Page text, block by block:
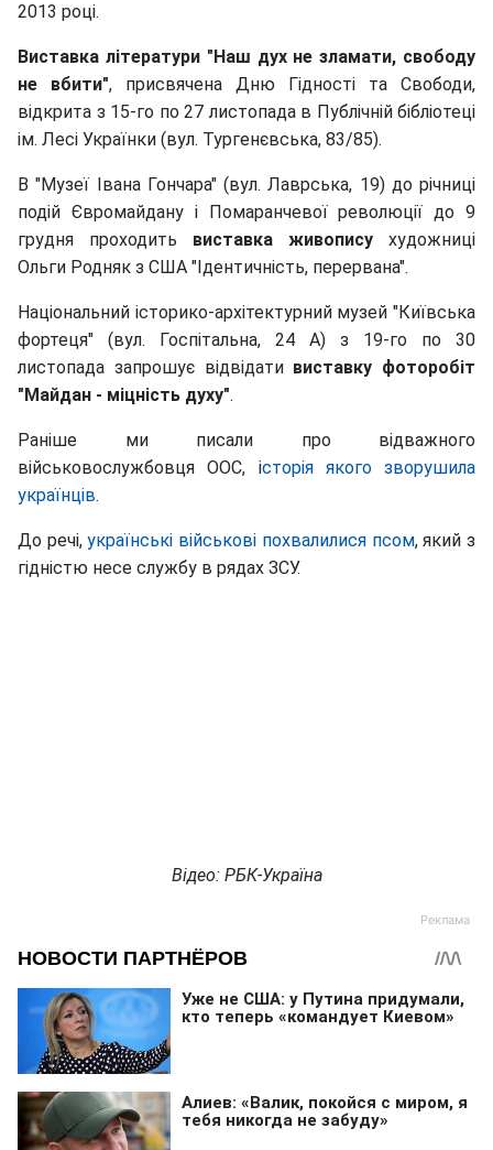
2013 році.
Виставка літератури "Наш дух не зламати, свободу
не вбити", присвячена Дню Гідності та Свободи,
відкрита з 15-го по 27 листопада в Публічній бібліотеці
ім. Лесі Українки (вул. Тургенєвська, 83/85).
В "Музеї Івана Гончара" (вул. Лаврська, 19) до річниці
подій Євромайдану і Помаранчевої революції до 9
грудня проходить виставка живопису художниці
Ольги Родняк з США "Ідентичність, перервана".
Національний історико-архітектурний музей "Київська
фортеця" (вул. Госпітальна, 24 А) з 19-го по 30
листопада запрошує відвідати виставку фоторобіт
"Майдан - міцність духу".
Раніше ми писали про відважного
військовослужбовця ООС, історія якого зворушила
українців.
До речі,українські військові похвалилися псом, який з
гідністю несе службу в рядах ЗСУ.
Відео: РБК-Україна